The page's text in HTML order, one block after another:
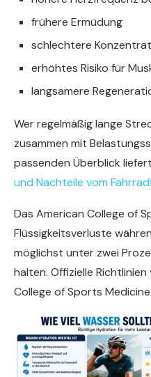
frühere Ermüdung
schlechtere
erhöhtes Risiko für
langsamere
Wer regelmäßig lange
zusammen mit
passenden Überblick
und Nachteile vom
Das American College of
Flüssigkeitsverluste
möglichst unter zwei
halten. Offizielle
College of Sports Medicine.